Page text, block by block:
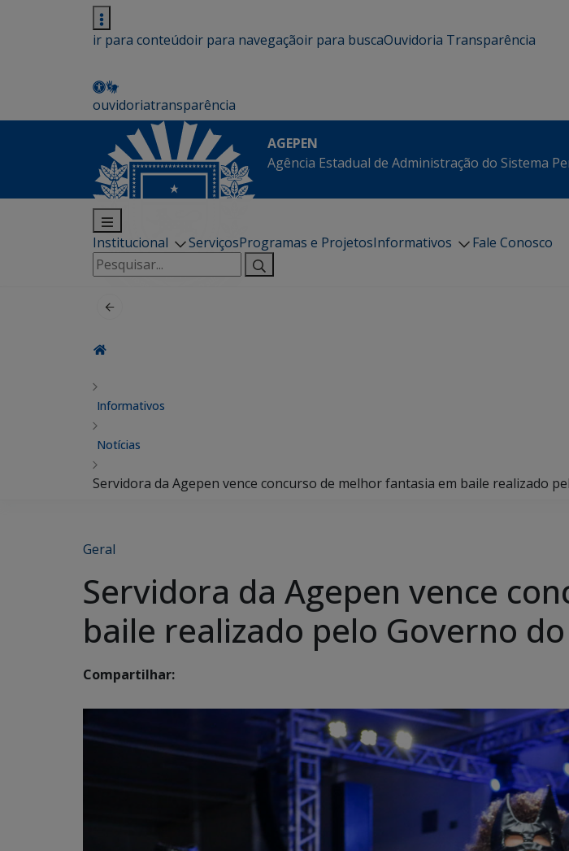
ir para conteúdoir para navegaçãoir para buscaOuvidoria Transparência
ouvidoriatransparência
AGEPEN
Agência Estadual de Administração do Sistema
Institucional ServiçosProgramas e ProjetosInformativos
Fale Conosco
Pesquisar
por:
Informativos
Notícias
Servidora da Agepen vence concurso de melhor fantasia em baile realizado
Geral
Servidora da Agepen vence
baile realizado pelo Governo
Compartilhar: